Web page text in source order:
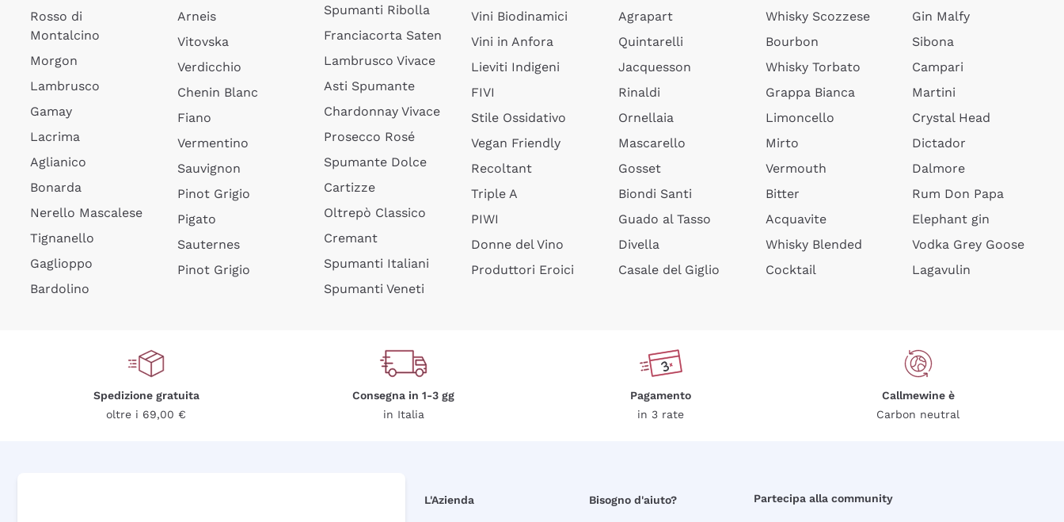
Rosso di
Montalcino
Morgon
Lambrusco
Gamay
Lacrima
Aglianico
Bonarda
Nerello Mascalese
Tignanello
Gaglioppo
Bardolino
Arneis
Vitovska
Verdicchio
Chenin Blanc
Fiano
Vermentino
Sauvignon
Pinot Grigio
Pigato
Sauternes
Pinot Grigio
Spumanti Ribolla
Franciacorta Saten
Lambrusco Vivace
Asti Spumante
Chardonnay Vivace
Prosecco Rosé
Spumante Dolce
Cartizze
Oltrepò Classico
Cremant
Spumanti Italiani
Spumanti Veneti
Vini Biodinamici
Vini in Anfora
Lieviti Indigeni
FIVI
Stile Ossidativo
Vegan Friendly
Recoltant
Triple A
PIWI
Donne del Vino
Produttori Eroici
Agrapart
Quintarelli
Jacquesson
Rinaldi
Ornellaia
Mascarello
Gosset
Biondi Santi
Guado al Tasso
Divella
Casale del Giglio
Whisky Scozzese
Bourbon
Whisky Torbato
Grappa Bianca
Limoncello
Mirto
Vermouth
Bitter
Acquavite
Whisky Blended
Cocktail
Gin Malfy
Sibona
Campari
Martini
Crystal Head
Dictador
Dalmore
Rum Don Papa
Elephant gin
Vodka Grey Goose
Lagavulin
Spedizione gratuita
oltre i 69,00 €
Consegna in 1-3 gg
in Italia
Pagamento
in 3 rate
Callmewine è
Carbon neutral
L'Azienda Bisogno d'aiuto? Partecipa alla community